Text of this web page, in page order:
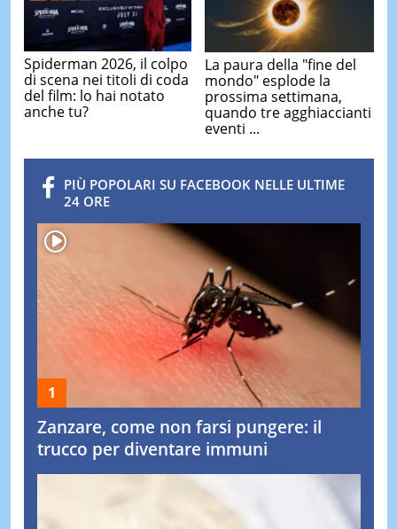
Spiderman 2026, il colpo
di scena nei titoli di coda
del film: lo hai notato
anche tu?
La paura della "fine del
mondo" esplode la
prossima settimana,
quando tre agghiaccianti
eventi ...
PIÙ POPOLARI SU FACEBOOK NELLE ULTIME
24 ORE
Zanzare, come non farsi pungere: il
trucco per diventare immuni